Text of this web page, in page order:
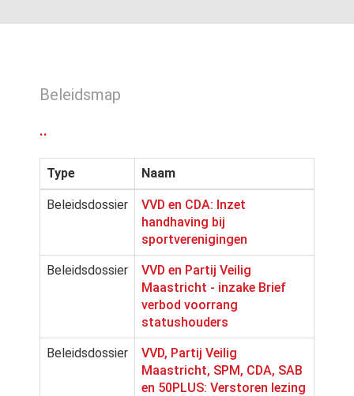
Beleidsmap
..
Type Naam
Beleidsdossier
VVD en CDA: Inzet
handhaving bij
sportverenigingen
Beleidsdossier
VVD en Partij Veilig
Maastricht - inzake Brief
verbod voorrang
statushouders
Beleidsdossier
VVD, Partij Veilig
Maastricht, SPM, CDA, SAB
en 50PLUS: Verstoren lezing